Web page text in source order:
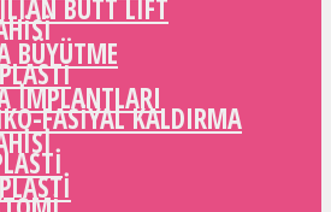
FASIYAL KALDIRMA
BUTT LIFT
BÜYÜTME
IMPLANTLARI